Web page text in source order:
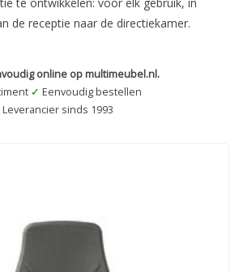
de receptie naar de directiekamer.
online op multimeubel.nl.
✓ Eenvoudig bestellen
Leverancier sinds 1993